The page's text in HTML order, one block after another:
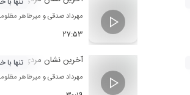
مهرداد صدقیو میرطاهر
۲۷:۵۳
آخرین نشان مردی 4
مهرداد صدقیو میرطاهر
تنها با